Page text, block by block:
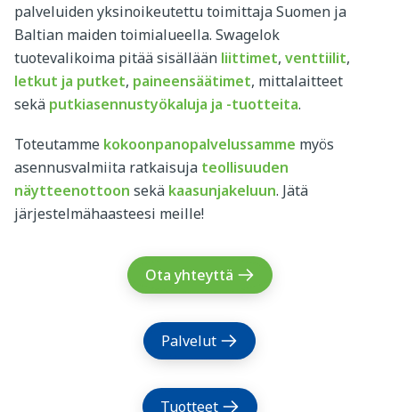
palveluiden yksinoikeutettu toimittaja Suomen ja
Baltian maiden toimialueella. Swagelok
tuotevalikoima pitää sisällään liittimet, venttiilit,
letkut ja putket, paineensäätimet, mittalaitteet
sekä putkiasennustyökaluja ja -tuotteita.
Toteutamme kokoonpanopalvelussamme myös
asennusvalmiita ratkaisuja teollisuuden
näytteenottoon sekä kaasunjakeluun. Jätä
järjestelmähaasteesi meille!
Ota yhteyttä
Palvelut
Tuotteet